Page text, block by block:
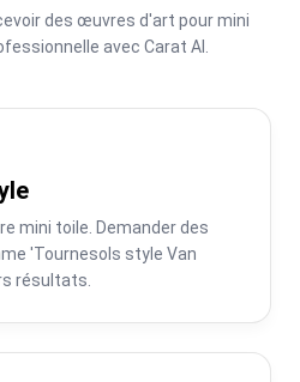
des œuvres d'art pour mini
avec Carat AI.
mini toile. Demander des
'Tournesols style Van
résultats.